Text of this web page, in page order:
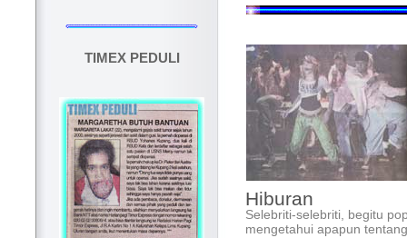
TIMEX PEDULI
Hiburan
Selebriti-selebriti, begitu
mengetahui apapun